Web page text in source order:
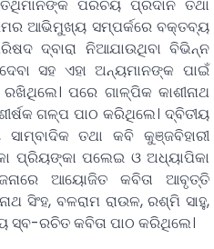
ପରିଚୟ ପ୍ରଦାନ ତଥା
ଆଭିମୁଖ୍ୟ ସମ୍ପର୍କରେ ବକ୍ତବ୍ୟ
ଦ୍ବାରା ନିଆଯାଉଥିବା ବିଭିନ୍ନ
ସହ ଏହା ଅନ୍ୟମାନଙ୍କ ପାଇଁ
ପରେ ଗାଳ୍ପିକ କାଶୀନାଥ
ଗଳ୍ପ ପାଠ କରିଥିଲେ। ଦ୍ବିତୀୟ
ତଥା କବି କୁଞ୍ଜବିହାରୀ
ପ୍ରିୟଙ୍କା ପଲେଇ ଓ ଅଧ୍ୟାପିକା
ଆୟୋଜିତ କବିତା ଆବୃତ୍ତି
ସିଂହ, ବଳରାମ ରାଉଳ, ରଶ୍ମି ସାହୁ,
ସ୍ବ-ରଚିତ କବିତା ପାଠ କରିଥିଲେ।